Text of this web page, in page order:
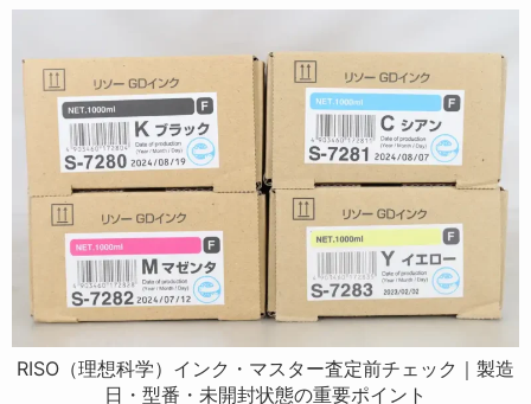
RISO（理想科学）インク・マスター査定前チェック｜製造
日・型番・未開封状態の重要ポイント